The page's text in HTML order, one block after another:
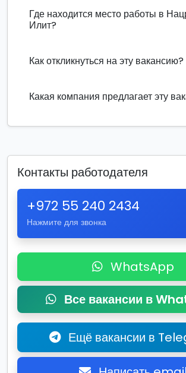
Где находится место работы в
Илит?
Как откликнуться на эту вакансию?
Какая компания предлагает эту
Контакты работодателя
+972 55 240 2434
Нажмите для звонка
WhatsApp
Все вакансии в
Ещё вакансии в